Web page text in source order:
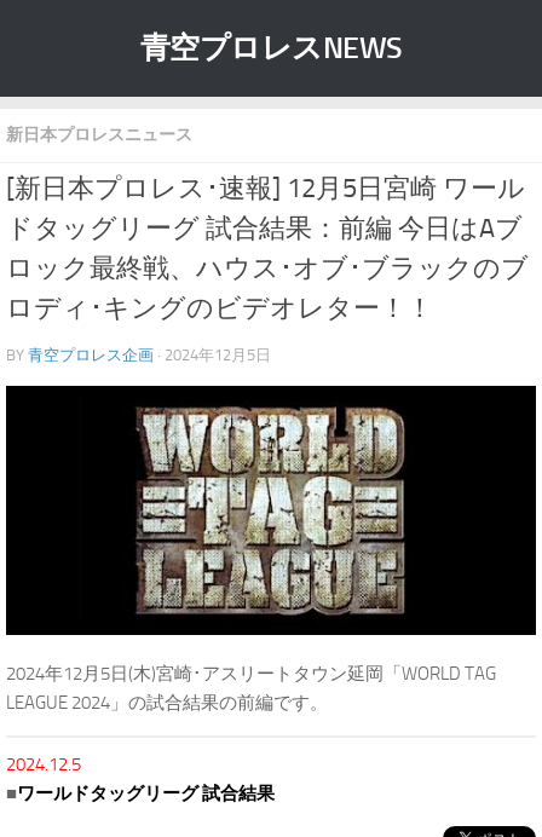
青空プロレスNEWS
新日本プロレスニュース
[新日本プロレス･速報] 12月5日宮崎 ワール
ドタッグリーグ 試合結果：前編 今日はAブ
ロック最終戦、ハウス･オブ･ブラックのブ
ロディ･キングのビデオレター！！
BY 青空プロレス企画 · 2024年12月5日
2024年12月5日(木)宮崎･アスリートタウン延岡「WORLD TAG
LEAGUE 2024」の試合結果の前編です。
2024.12.5
■ワールドタッグリーグ 試合結果